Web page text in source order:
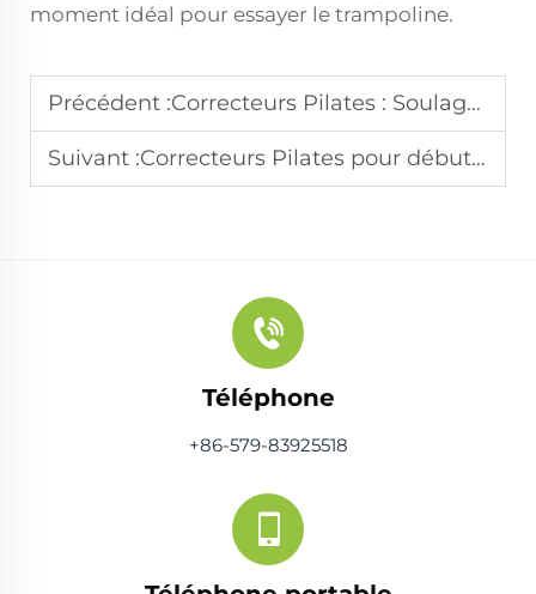
moment idéal pour essayer le trampoline.
Précédent :Correcteurs Pilates : Soulagez efficacement les douleurs dorsales
Suivant :Correcteurs Pilates pour débutants : comment commencer
Téléphone
+86-579-83925518